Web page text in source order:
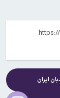
ایران